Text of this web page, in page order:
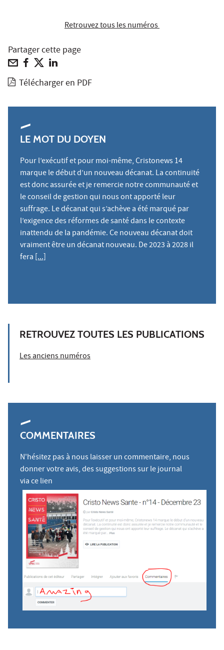
Retrouvez tous les numéros
Partager cette page
Télécharger en PDF
LE MOT DU DOYEN
Pour l’exécutif et pour moi-même, Cristonews 14
marque le début d’un nouveau décanat. La continuité
est donc assurée et je remercie notre communauté et
le conseil de gestion qui nous ont apporté leur
suffrage. Le décanat qui s’achève a été marqué par
l’exigence des réformes de santé dans le contexte
inattendu de la pandémie. Ce nouveau décanat doit
vraiment être un décanat nouveau. De 2023 à 2028 il
fera [...]
RETROUVEZ TOUTES LES PUBLICATIONS
Les anciens numéros
COMMENTAIRES
N'hésitez pas à nous laisser un commentaire, nous
donner votre avis, des suggestions sur le journal
viace lien